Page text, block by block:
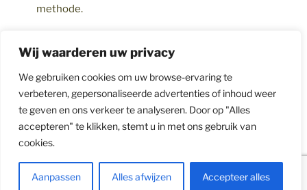
Wij waarderen uw privacy
We gebruiken cookies om uw browse-ervaring te
verbeteren, gepersonaliseerde advertenties of inhoud weer
te geven en ons verkeer te analyseren. Door op "Alles
accepteren" te klikken, stemt u in met ons gebruik van
cookies.
Aanpassen Alles afwijzen Accepteer alles
methode.
FacebookWinkel
het
lokaal
Privacybeleid Met trots aangedreven door WordPress